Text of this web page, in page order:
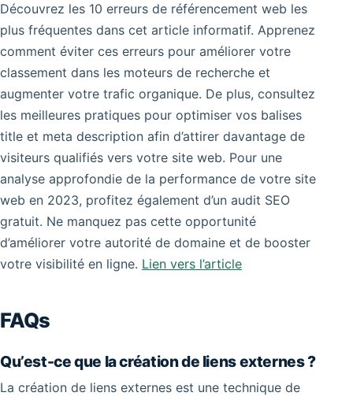
Découvrez les 10 erreurs de référencement web les
plus fréquentes dans cet article informatif. Apprenez
comment éviter ces erreurs pour améliorer votre
classement dans les moteurs de recherche et
augmenter votre trafic organique. De plus, consultez
les meilleures pratiques pour optimiser vos balises
title et meta description afin d’attirer davantage de
visiteurs qualifiés vers votre site web. Pour une
analyse approfondie de la performance de votre site
web en 2023, profitez également d’un audit SEO
gratuit. Ne manquez pas cette opportunité
d’améliorer votre autorité de domaine et de booster
votre visibilité en ligne. Lien vers l’article
FAQs
Qu’est-ce que la création de liens externes ?
La création de liens externes est une technique de